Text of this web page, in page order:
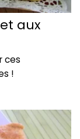
aux
ces
!